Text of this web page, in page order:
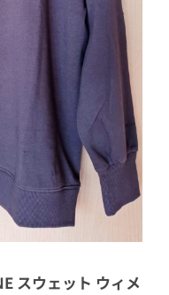
スウェット ウィメ